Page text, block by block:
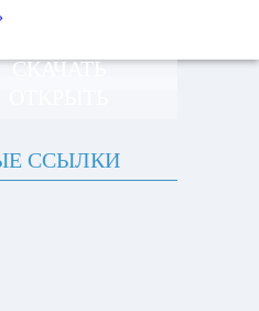
СКАЧАТЬ
ССЫЛКИ